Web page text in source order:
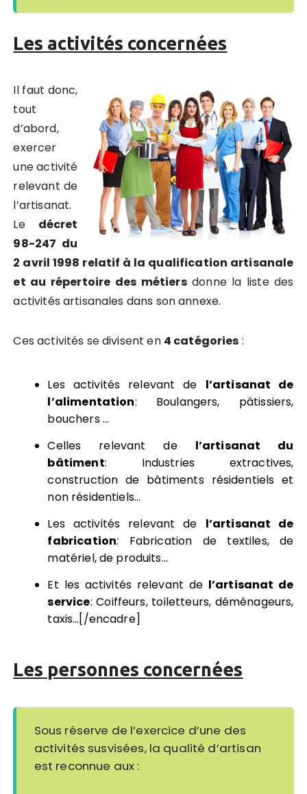
Les activités concernées
Il faut donc,
tout
d’abord,
exercer
une activité
relevant de
l’artisanat.
Le décret
98-247 du
2 avril 1998 relatif à la qualification artisanale
et au répertoire des métiersdonne la liste des
activités artisanales dans son annexe.
Ces activités se divisent en 4 catégories :
Les activités relevant de l’artisanat de
l’alimentation: Boulangers, pâtissiers,
bouchers …
Celles relevant de l’artisanat du
bâtiment: Industries extractives,
construction de bâtiments résidentiels et
non résidentiels…
Les activités relevant de l’artisanat de
fabrication: Fabrication de textiles, de
matériel, de produits…
Et les activités relevant de l’artisanat de
service: Coiffeurs, toiletteurs, déménageurs,
taxis…[/encadre]
Les personnes concernées
Sous réserve de l’exercice d’une des
activités susvisées, la qualité d’artisan
est reconnue aux :